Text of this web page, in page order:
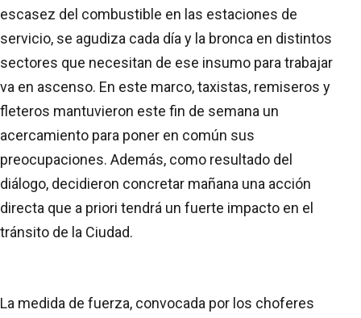
escasez del combustible en las estaciones de
servicio, se agudiza cada día y la bronca en distintos
sectores que necesitan de ese insumo para trabajar
va en ascenso. En este marco, taxistas, remiseros y
fleteros mantuvieron este fin de semana un
acercamiento para poner en común sus
preocupaciones. Además, como resultado del
diálogo, decidieron concretar mañana una acción
directa que a priori tendrá un fuerte impacto en el
tránsito de la Ciudad.
La medida de fuerza, convocada por los choferes